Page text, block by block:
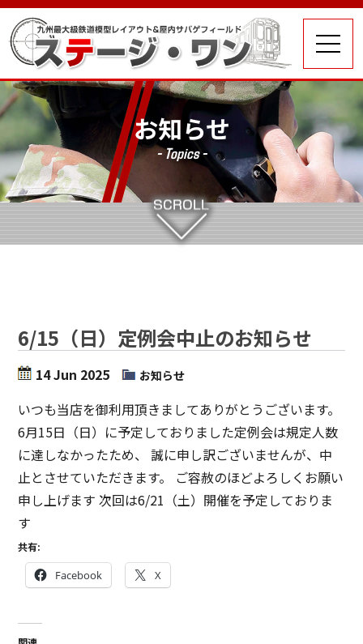
お知らせ
- Topics -
6/15（日）定例会中止のお知らせ
14 Jun 2025 お知らせ
いつも当店を御利用頂きましてありがとうございます。
6月15日（日）に予定しておりました定例会は規定人数
に達しなかったため、 誠に申し訳ございませんが、中
止とさせていただきます。 ご容赦のほどよろしくお願い
申し上げます 次回は6/21（土）開催を予定しておりま
す
共有:
Facebook X